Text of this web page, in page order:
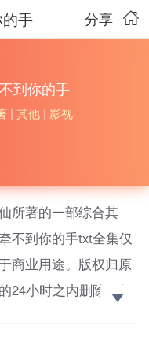
分享
手
到你的手
| 其他 |影视
所著的一部综合其
不到你的手txt全集仅
商业用途。版权归原
24小时之内删除，如